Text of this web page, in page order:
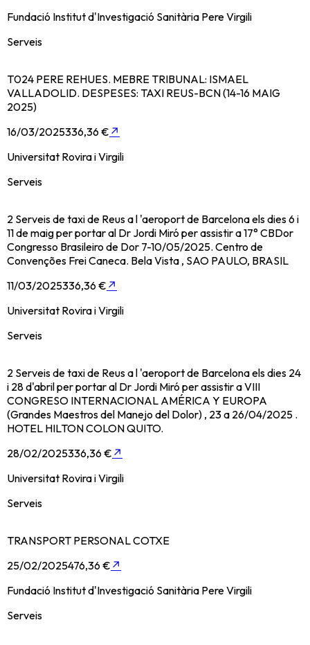
Fundació Institut d'Investigació Sanitària Pere Virgili
Serveis
T024 PERE REHUES. MEBRE TRIBUNAL: ISMAEL
VALLADOLID. DESPESES: TAXI REUS-BCN (14-16 MAIG
2025)
16/03/2025336,36 € ↗
Universitat Rovira i Virgili
Serveis
2 Serveis de taxi de Reus a l 'aeroport de Barcelona els dies 6 i
11 de maig per portar al Dr Jordi Miró per assistir a 17° CBDor
Congresso Brasileiro de Dor 7-10/05/2025. Centro de
Convenções Frei Caneca. Bela Vista , SAO PAULO, BRASIL
11/03/2025336,36 € ↗
Universitat Rovira i Virgili
Serveis
2 Serveis de taxi de Reus a l 'aeroport de Barcelona els dies 24
i 28 d'abril per portar al Dr Jordi Miró per assistir a VIII
CONGRESO INTERNACIONAL AMÉRICA Y EUROPA
(Grandes Maestros del Manejo del Dolor) , 23 a 26/04/2025 .
HOTEL HILTON COLON QUITO.
28/02/2025336,36 € ↗
Universitat Rovira i Virgili
Serveis
TRANSPORT PERSONAL COTXE
25/02/2025476,36 € ↗
Fundació Institut d'Investigació Sanitària Pere Virgili
Serveis